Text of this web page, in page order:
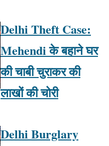
Delhi Theft Case:
Mehendi के बहाने घर
की चाबी चुराकर की
लाखों की चोरी
Delhi Burglary